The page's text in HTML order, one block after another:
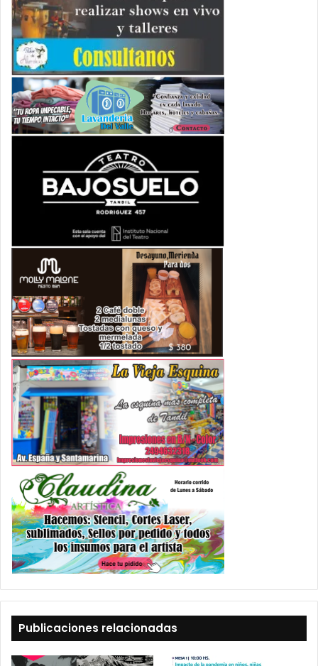
Publicaciones relacionadas